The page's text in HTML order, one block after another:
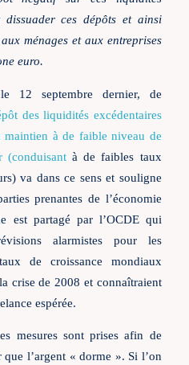
ces dépôts et ainsi
ménages et aux entreprises
euro.
12 septembre dernier, de
des liquidités excédentaires
à de faible niveau de
(conduisant à de faibles taux
va dans ce sens et souligne
prenantes de l’économie
est partagé par l’OCDE qui
alarmistes pour les
de croissance mondiaux
crise de 2008 et connaîtraient
espérée.
mesures sont prises afin de
l’argent « dorme ». Si l’on